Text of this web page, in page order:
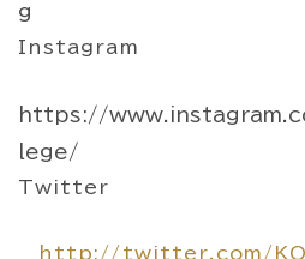
g
Instagram
https://
lege/
Twitter
http://twitter.com/